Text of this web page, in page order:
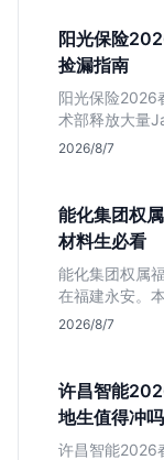
阳光保险
捡漏指南
阳光保险2026
术部释放大量
校招门槛，分
2026/8/7
能化集团权
材料生必看
能化集团权属
在福建永安。
匹配度及工作
2026/8/7
许昌智能
地生值得冲
许昌智能2026